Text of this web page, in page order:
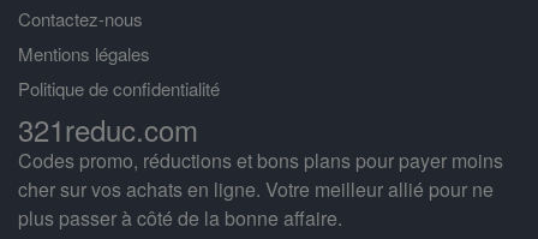
Contactez-nous
Mentions légales
Politique de confidentialité
321reduc.com
Codes promo, réductions et bons plans pour payer moins
cher sur vos achats en ligne. Votre meilleur allié pour ne
plus passer à côté de la bonne affaire.